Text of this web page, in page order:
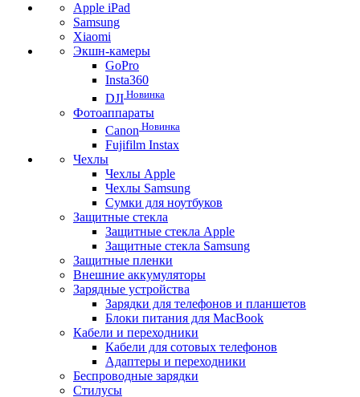
Apple iPad
Samsung
Xiaomi
Экшн-камеры
GoPro
Insta360
DJI Новинка
Фотоаппараты
Canon Новинка
Fujifilm Instax
Чехлы
Чехлы Apple
Чехлы Samsung
Сумки для ноутбуков
Защитные стекла
Защитные стекла Apple
Защитные стекла Samsung
Защитные пленки
Внешние аккумуляторы
Зарядные устройства
Зарядки для телефонов и планшетов
Блоки питания для MacBook
Кабели и переходники
Кабели для сотовых телефонов
Адаптеры и переходники
Беспроводные зарядки
Стилусы